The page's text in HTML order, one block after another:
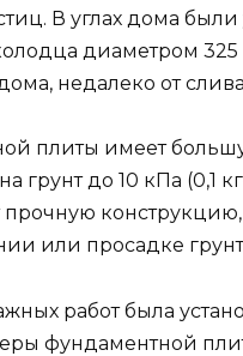
В углах дома
диаметром
недалеко от
плиты имеет
грунт до 10 кПа (0,1
прочную
или просадке
работ была
фундаментной